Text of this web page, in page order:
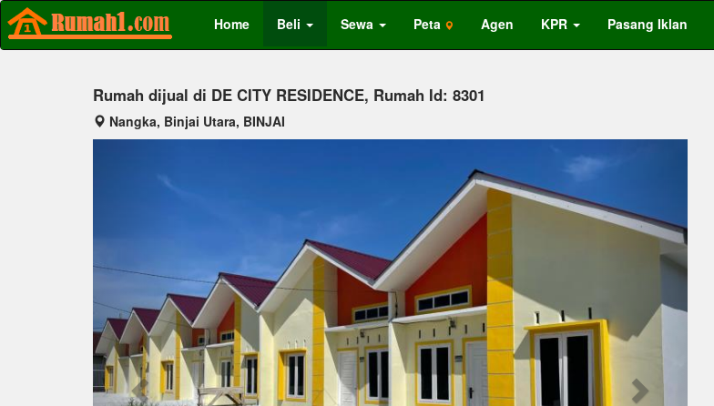
Home Beli Sewa Peta Agen KPR Pasang Iklan
Rumah dijual di DE CITY RESIDENCE, Rumah Id: 8301
Nangka, Binjai Utara, BINJAI